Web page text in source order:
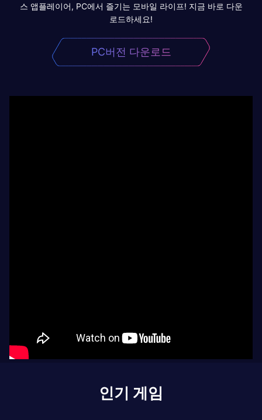
스 앱플레이어, PC에서 즐기는 모바일 라이프! 지금 바로 다운
로드하세요!
PC버전 다운로드
인기 게임